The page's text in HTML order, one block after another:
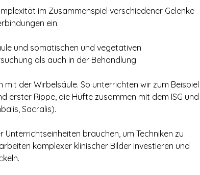
im Zusammenspiel verschiedener Gelenke
ein.
und somatischen und vegetativen
als auch in der Behandlung.
der Wirbelsäule. So unterrichten wir zum Beispiel
erster Rippe, die Hüfte zusammen mit dem ISG und
Sacralis).
brauchen, um Techniken zu
komplexer klinischer Bilder investieren und